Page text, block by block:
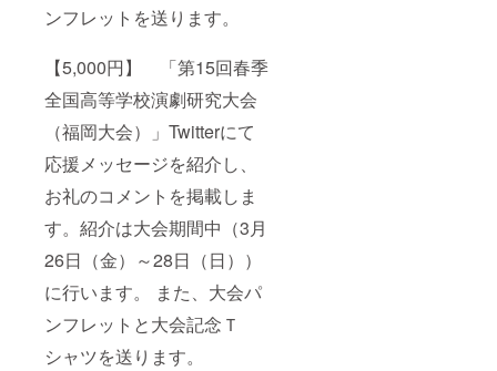
ンフレットを送ります。
【5,000円】 「第15回春季
全国高等学校演劇研究大会
（福岡大会）」Twitterにて
応援メッセージを紹介し、
お礼のコメントを掲載しま
す。紹介は大会期間中（3月
26日（金）～28日（日））
に行います。 また、大会パ
ンフレットと大会記念Ｔ
シャツを送ります。